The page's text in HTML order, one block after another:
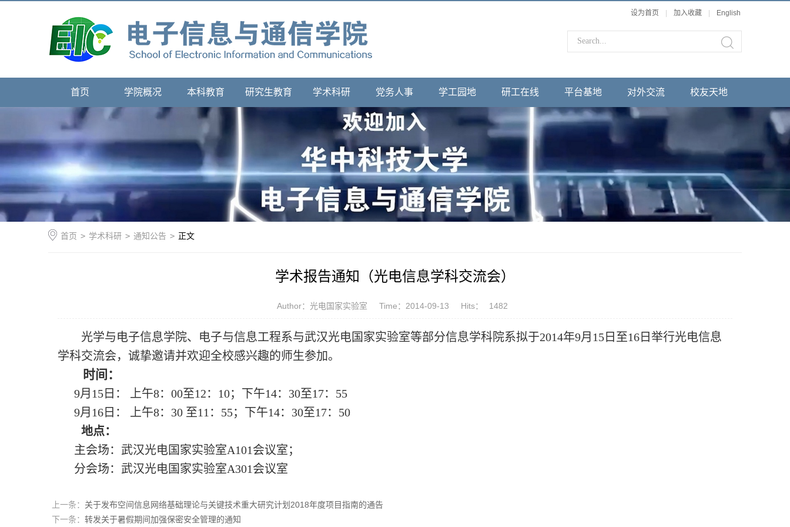
设为首页 加入收藏 English
首页 学院概况 本科教育 研究生教育 学术科研 党务人事 学工园地 研工在线 平台基地 对外交流 校友天地
首页 > 学术科研 > 通知公告 > 正文
学术报告通知（光电信息学科交流会）
Author：光电国家实验室 Time：2014-09-13 Hits： 1482
光学与电子信息学院、 电子与信息工程系与武汉光电国家实验室等部分信息学科院系拟于2014年9月15日至16日 举行光电信息
学科交流会，诚挚邀请并欢迎全校感兴趣的师生参加。
时间 ：
9月15日： 上午8：00至12：10；下午14：30至17：55
9月16日： 上午8：30 至11：55；下午14：30至17：50
地点：
主会场： 武汉光电国家实验室A101会议室；
分会场： 武汉光电国家实验室A301会议室
上一条： 关于发布空间信息网络基础理论与关键技术重大研究计划2018年度项目指南的通告
下一条： 转发关于暑假期间加强保密安全管理的通知